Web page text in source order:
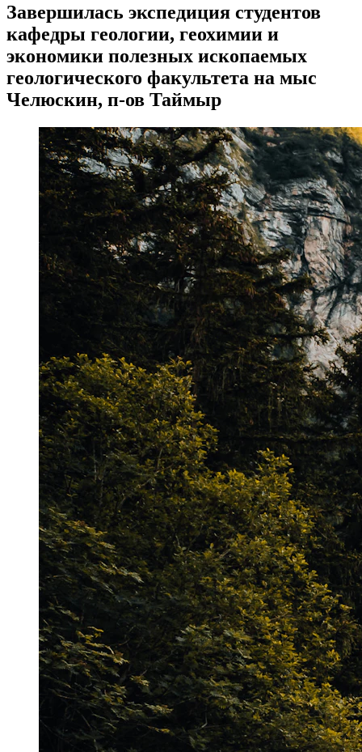
Завершилась экспедиция студентов
кафедры геологии, геохимии и
экономики полезных ископаемых
геологического факультета на мыс
Челюскин, п-ов Таймыр